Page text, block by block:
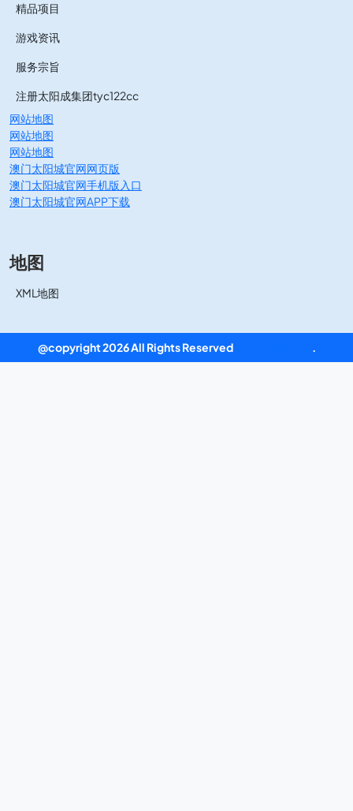
精品项目
游戏资讯
服务宗旨
注册太阳成集团tyc122cc
网站地图
网站地图
网站地图
澳门太阳城官网网页版
澳门太阳城官网手机版入口
澳门太阳城官网APP下载
地图
XML地图
@copyright 2026 All Rights Reserved .